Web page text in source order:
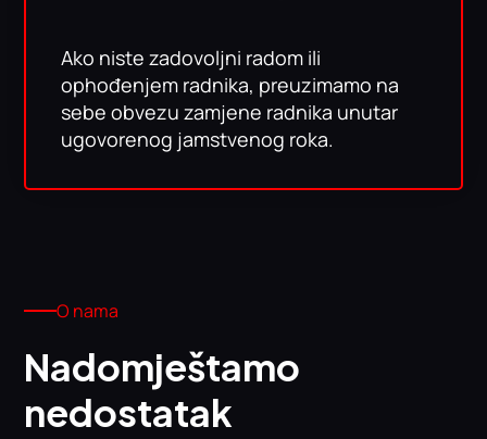
Ako niste zadovoljni radom ili
ophođenjem radnika, preuzimamo na
sebe obvezu zamjene radnika unutar
ugovorenog jamstvenog roka.
O nama
Nadomještamo
nedostatak